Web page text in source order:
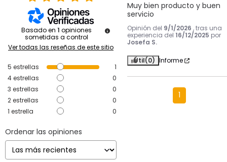
Basado en 1 opiniones
sometidas a control
Ver todas las reseñas de este sitio
5 estrellas
1
4estrellas
0
3 estrellas
0
2estrellas
0
1 estrella 0
Ordenar las opiniones
Muy bien producto y buen
servicio
Opinión del 9/1/2026 , tras una
experiencia del 16/12/2025 por
Josefa S.
Útil(0) Informe
1